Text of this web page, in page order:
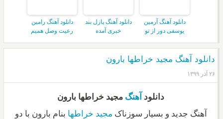
دانلود آهنگ آرمین
یوسفی دور از تو
دانلود آهنگ پازل بند
خبری آمده
دانلود آهنگ رامین
رعیت وصل همیم
دانلود آهنگ مجید خراطها بارون
۲۶ آذر ۱۳۹۹
دانلود آهنگ مجید خراطها بارون
آهنگ جدید و بسیار سوزناک مجید خراطها بنام بارون با دو